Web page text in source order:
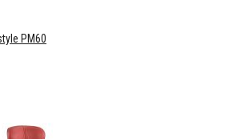
PM60